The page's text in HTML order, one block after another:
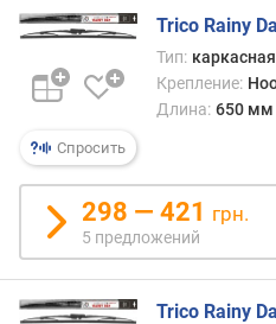
й
д
н
а
о
с
н
о
в
Спросить
Trico Rainy
Тип:
Крепление:
Длина: 650 мм
298 — 421 грн.
5 предложений
Trico Rainy